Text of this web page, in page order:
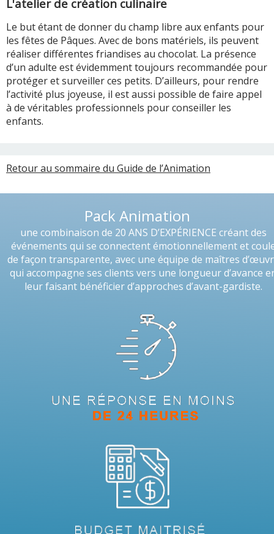
L'atelier de création culinaire
Le but étant de donner du champ libre aux enfants pour
les fêtes de Pâques. Avec de bons matériels, ils peuvent
réaliser différentes friandises au chocolat. La présence
d’un adulte est évidemment toujours recommandée pour
protéger et surveiller ces petits. D’ailleurs, pour rendre
l’activité plus joyeuse, il est aussi possible de faire appel
à de véritables professionnels pour conseiller les
enfants.
Retour au sommaire du Guide de l’Animation
Pack Animation
une combinaison de 20 ANS D’EXPÉRIENCE créant des
événements qui se connectent émotionnellement et
de façon transparente, avec une équipe de maîtres
qui accompagne ses clients vers une longueur d’avance
leur faisant bénéficier d’approches d’avant-gardiste.